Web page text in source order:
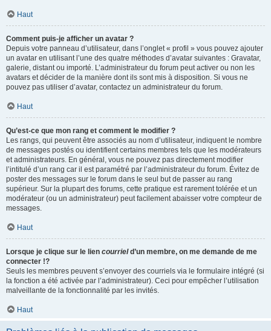
Haut
Comment puis-je afficher un avatar ?
Depuis votre panneau d’utilisateur, dans l’onglet « profil » vous pouvez ajouter
un avatar en utilisant l’une des quatre méthodes d’avatar suivantes : Gravatar,
galerie, distant ou importé. L’administrateur du forum peut activer ou non les
avatars et décider de la manière dont ils sont mis à disposition. Si vous ne
pouvez pas utiliser d’avatar, contactez un administrateur du forum.
Haut
Qu’est-ce que mon rang et comment le modifier ?
Les rangs, qui peuvent être associés au nom d’utilisateur, indiquent le nombre
de messages postés ou identifient certains membres tels que les modérateurs
et administrateurs. En général, vous ne pouvez pas directement modifier
l’intitulé d’un rang car il est paramétré par l’administrateur du forum. Évitez de
poster des messages sur le forum dans le seul but de passer au rang
supérieur. Sur la plupart des forums, cette pratique est rarement tolérée et un
modérateur (ou un administrateur) peut facilement abaisser votre compteur de
messages.
Haut
Lorsque je clique sur le lien courrield’un membre, on me demande de me
connecter !?
Seuls les membres peuvent s’envoyer des courriels via le formulaire intégré (si
la fonction a été activée par l’administrateur). Ceci pour empêcher l’utilisation
malveillante de la fonctionnalité par les invités.
Haut